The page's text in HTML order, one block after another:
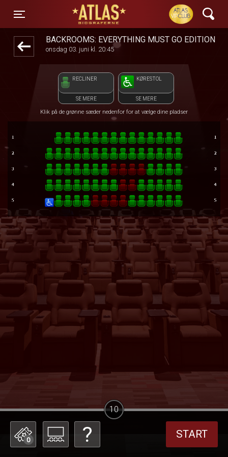
Toggle navigation
ATLAS Biograferne
BACKROOMS: EVERYTHING MUST GO EDITION
onsdag 03. juni kl. 20:45
RECLINER
SE MERE
KØRESTOL
SE MERE
Klik på de grønne sæder nedenfor for at vælge dine pladser
0 START
10
front03-cc 032840